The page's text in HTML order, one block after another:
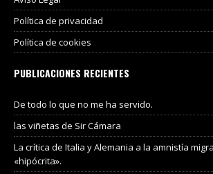
Política de privacidad
Política de cookies
PUBLICACIONES RECIENTES
De todo lo que no me ha servido.
las viñetas de Sir Cámara
La crítica de Italia y Alemania a la amnistía
«hipócrita».